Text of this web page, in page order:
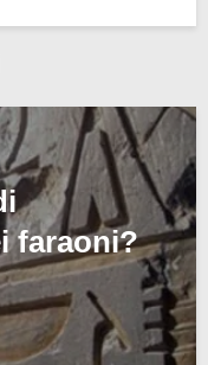
faraoni?